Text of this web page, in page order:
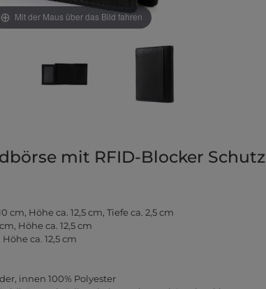
Mit der Maus über das Bild fahren
mit RFID-Blocker Schutz
cm, Höhe ca. 12,5 cm, Tiefe ca. 2,5 cm
Höhe ca. 12,5 cm
ca. 12,5 cm
innen 100% Polyester